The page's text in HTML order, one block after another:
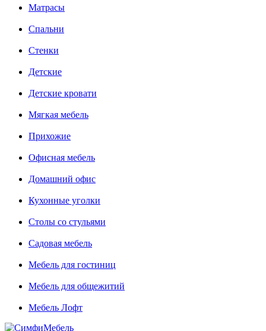
Матрасы
Cпальни
Стенки
Детские
Детские кровати
Мягкая мебель
Прихожие
Офисная мебель
Домашний офис
Кухонные уголки
Столы со стульями
Садовая мебель
Мебель для гостиниц
Мебель для общежитий
Мебель Лофт